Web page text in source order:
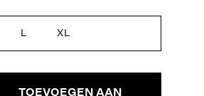
L XL
TOEVOEGEN AAN